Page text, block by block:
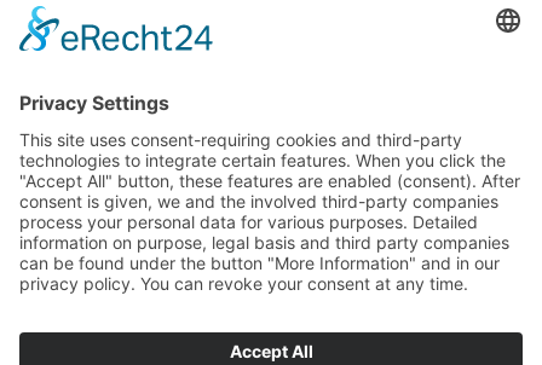
wellness immobilien kamin finanzierung
keller
heizung
küche garten wärme
fotovoltaik
beratung
fenster outdoor
smart home
sicherheit
rund ums haus dach
wintergarten